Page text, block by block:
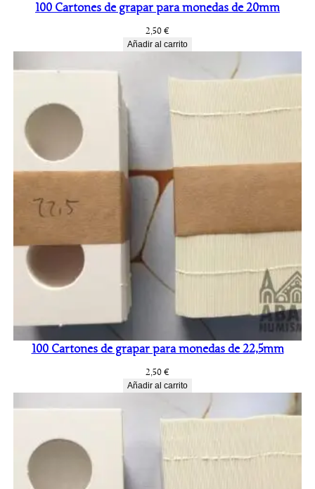
100 Cartones de grapar para monedas de 20mm
2,50 €
Añadir al carrito
100 Cartones de grapar para monedas de 22,5mm
2,50 €
Añadir al carrito